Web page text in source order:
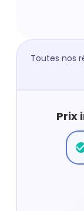
Toutes nos
Prix